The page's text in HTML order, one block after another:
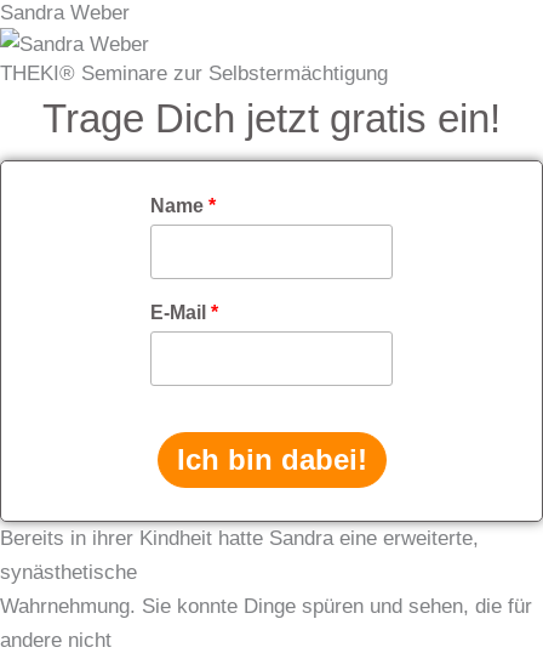
Zum
Inhalt
springen
Sandra Weber
THEKI® Seminare zur Selbstermächtigung
Trage Dich jetzt gratis ein!
Name *
E-Mail *
Ich bin dabei!
Bereits in ihrer Kindheit hatte Sandra eine erweiterte,
synästhetische
Wahrnehmung. Sie konnte Dinge spüren und sehen, die für
andere nicht